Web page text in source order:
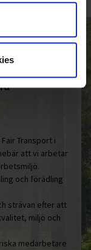
Transport i
att vi arbetar
och förädling
strävan efter att
miljö och
medarbetare